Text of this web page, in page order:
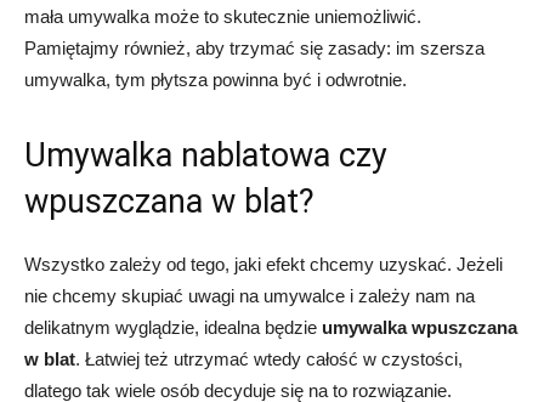
mała umywalka może to skutecznie uniemożliwić.
Pamiętajmy również, aby trzymać się zasady: im szersza
umywalka, tym płytsza powinna być i odwrotnie.
Umywalka nablatowa czy
wpuszczana w blat?
Wszystko zależy od tego, jaki efekt chcemy uzyskać. Jeżeli
nie chcemy skupiać uwagi na umywalce i zależy nam na
delikatnym wyglądzie, idealna będzie umywalka wpuszczana
w blat. Łatwiej też utrzymać wtedy całość w czystości,
dlatego tak wiele osób decyduje się na to rozwiązanie.